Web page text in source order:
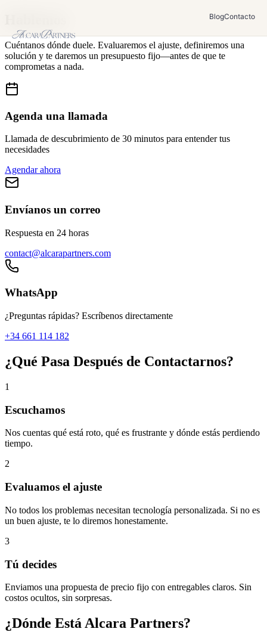
BlogContacto
Cuéntanos dónde duele. Evaluaremos el ajuste, definiremos una
solución y te daremos un presupuesto fijo—antes de que te
comprometas a nada.
Agenda una llamada
Llamada de descubrimiento de 30 minutos para entender tus
necesidades
Agendar ahora
Envíanos un correo
Respuesta en 24 horas
contact@alcarapartners.com
WhatsApp
¿Preguntas rápidas? Escríbenos directamente
+34 661 114 182
¿Qué Pasa Después de Contactarnos?
1
Escuchamos
Nos cuentas qué está roto, qué es frustrante y dónde estás perdiendo
tiempo.
2
Evaluamos el ajuste
No todos los problemas necesitan tecnología personalizada. Si no es
un buen ajuste, te lo diremos honestamente.
3
Tú decides
Enviamos una propuesta de precio fijo con entregables claros. Sin
costos ocultos, sin sorpresas.
¿Dónde Está Alcara Partners?